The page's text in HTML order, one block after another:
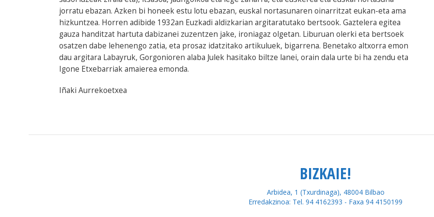
jorratu ebazan. Azken bi honeek estu lotu ebazan, euskal nortasunaren oinarritzat eukan-eta ama
hizkuntzea. Horren adibide 1932an Euzkadi aldizkarian argitaratutako bertsook. Gaztelera egitea
gauza handitzat hartuta dabizanei zuzentzen jake, ironiagaz olgetan. Liburuan olerki eta bertsoek
osatzen dabe lehenengo zatia, eta prosaz idatzitako artikuluek, bigarrena. Benetako altxorra emon
dau argitara Labayruk, Gorgonioren alaba Julek hasitako biltze lanei, orain dala urte bi ha zendu eta
Igone Etxebarriak amaierea emonda.
Iñaki Aurrekoetxea
BIZKAIE!
Arbidea, 1 (Txurdinaga), 48004 Bilbao
Erredakzinoa: Tel. 94 4162393 - Faxa 94 4150199